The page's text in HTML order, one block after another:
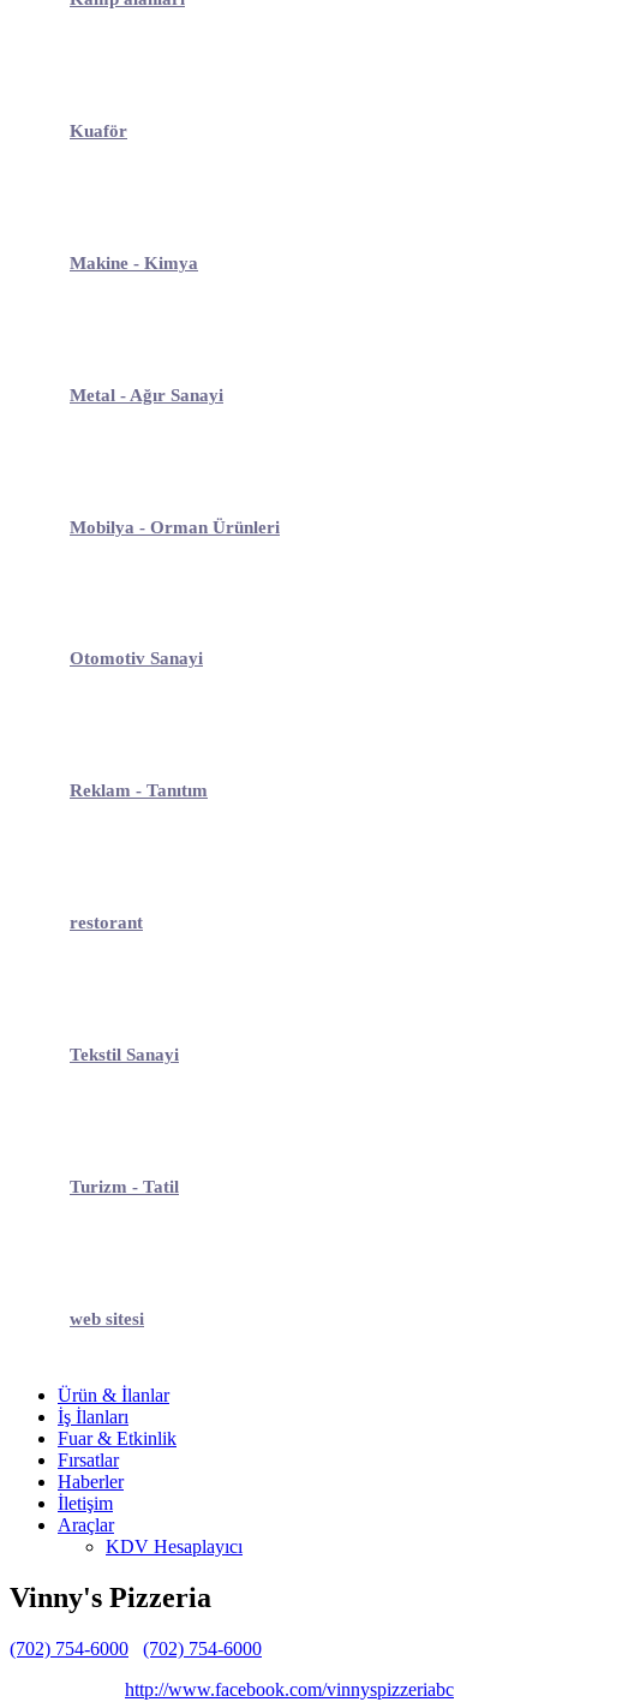
Kuaför
Makine - Kimya
Metal - Ağır Sanayi
Mobilya - Orman Ürünleri
Otomotiv Sanayi
Reklam - Tanıtım
restorant
Tekstil Sanayi
Turizm - Tatil
web sitesi
Ürün & İlanlar
İş İlanları
Fuar & Etkinlik
Fırsatlar
Haberler
İletişim
Araçlar
KDV Hesaplayıcı
Vinny's Pizzeria
(702) 754-6000 (702) 754-6000
http://www.facebook.com/vinnyspizzeriabc